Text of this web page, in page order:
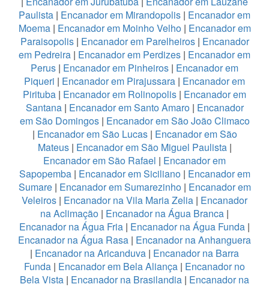
Paulista | Encanador em Mirandopolis | Encanador em
Moema| Encanador em Moinho Velho | Encanador em
Paraisopolis| Encanador em Parelheiros| Encanador
em Pedreira | Encanador em Perdizes | Encanador em
Perus | Encanador em Pinheiros | Encanador em
Piqueri | Encanador em Pirajussara | Encanador em
Pirituba | Encanador em Rolinopolis | Encanador em
Santana| Encanador em Santo Amaro| Encanador
em São Domingos| Encanador em São João Climaco
| Encanador em São Lucas| Encanador em São
Mateus | Encanador em São Miguel Paulista|
Encanador em São Rafael | Encanador em
Sapopemba | Encanador em Siciliano| Encanador em
Sumare| Encanador em Sumarezinho| Encanador em
Veleiros | Encanador na Vila Maria Zelia | Encanador
na Aclimação | Encanador na Água Branca |
Encanador na Água Fria | Encanador na Água Funda |
Encanador na Água Rasa | Encanador na Anhanguera
| Encanador na Aricanduva | Encanador na Barra
Funda | Encanador em Bela Aliança | Encanador no
Bela Vista | Encanador na Brasilandia | Encanador na